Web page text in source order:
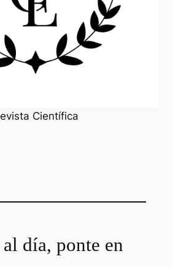
Científica
día, ponte en